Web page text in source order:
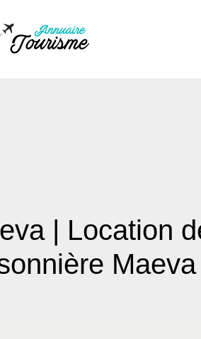
| Location
Maeva